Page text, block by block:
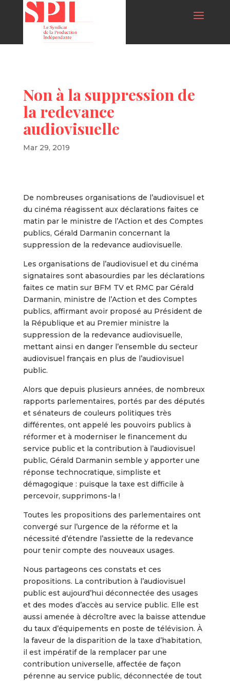
Non à la suppression de
la redevance
audiovisuelle
Mar 29, 2019
De nombreuses organisations de l’audiovisuel et
du cinéma réagissent aux déclarations faites ce
matin par le ministre de l’Action et des Comptes
publics, Gérald Darmanin concernant la
suppression de la redevance audiovisuelle.
Les organisations de l’audiovisuel et du cinéma
signataires sont abasourdies par les déclarations
faites ce matin sur BFM TV et RMC par Gérald
Darmanin, ministre de l’Action et des Comptes
publics, affirmant avoir proposé au Président de
la République et au Premier ministre la
suppression de la redevance audiovisuelle,
mettant ainsi en danger l’ensemble du secteur
audiovisuel français en plus de l’audiovisuel
public.
Alors que depuis plusieurs années, de nombreux
rapports parlementaires, portés par des députés
et sénateurs de couleurs politiques très
différentes, ont appelé les pouvoirs publics à
réformer et à moderniser le financement du
service public et la contribution à l’audiovisuel
public, Gérald Darmanin semble y apporter une
réponse technocratique, simpliste et
démagogique : puisque la taxe est difficile à
percevoir, supprimons-la !
Toutes les propositions des parlementaires ont
convergé sur l’urgence de la réforme et la
nécessité d’étendre l’assiette de la redevance
pour tenir compte des nouveaux usages.
Nous partageons ces constats et ces
propositions. La contribution à l’audiovisuel
public est aujourd’hui déconnectée des usages
et des modes d’accès au service public. Elle est
aussi amenée à décroître avec la baisse attendue
du taux d’équipements en poste de télévision. À
la faveur de la disparition de la taxe d’habitation,
il est impératif de la remplacer par une
contribution universelle, affectée de façon
pérenne au service public, déconnectée de tout